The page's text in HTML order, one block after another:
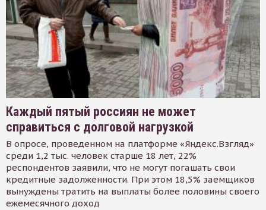
Каждый пятый россиян не может
справиться с долговой нагрузкой
В опросе, проведенном на платформе «Яндекс.Взгляд»
среди 1,2 тыс. человек старше 18 лет, 22%
респондентов заявили, что не могут погашать свои
кредитные задолженности. При этом 18,5% заемщиков
вынуждены тратить на выплаты более половины своего
ежемесячного доход